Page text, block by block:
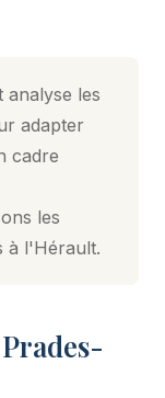
analyse les
adapter
cadre
les
à l'Hérault.